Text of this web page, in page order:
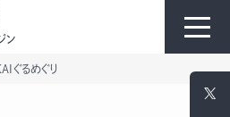
ン
ぐるめぐり